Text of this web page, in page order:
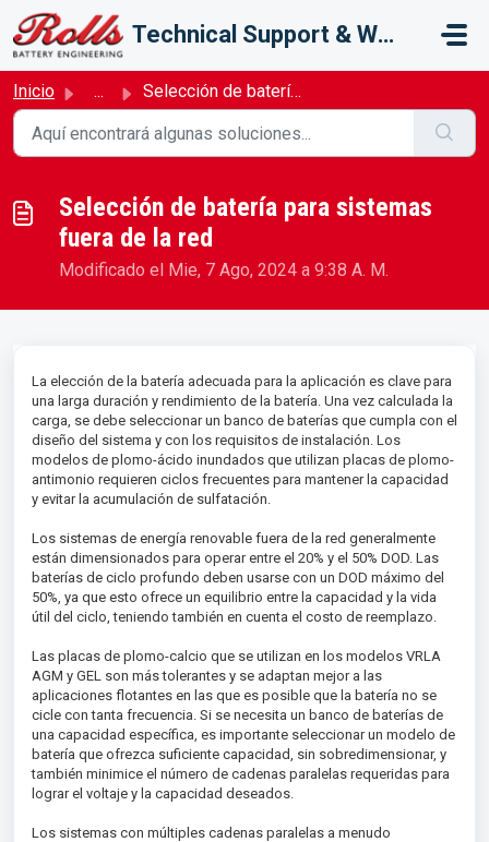
Saltar al contenido principal
Technical Support & Warranty
Inicio ... Selección de batería para sistemas fuera de la red
Selección de batería para sistemas
fuera de la red
Modificado el Mie, 7 Ago, 2024 a 9:38 A. M.
La elección de la batería adecuada para la aplicación es clave para
una larga duración y rendimiento de la batería. Una vez calculada la
carga, se debe seleccionar un banco de baterías que cumpla con el
diseño del sistema y con los requisitos de instalación. Los
modelos de plomo-ácido inundados que utilizan placas de plomo-
antimonio requieren ciclos frecuentes para mantener la capacidad
y evitar la acumulación de sulfatación.
Los sistemas de energía renovable fuera de la red generalmente
están dimensionados para operar entre el 20% y el 50% DOD. Las
baterías de ciclo profundo deben usarse con un DOD máximo del
50%, ya que esto ofrece un equilibrio entre la capacidad y la vida
útil del ciclo, teniendo también en cuenta el costo de reemplazo.
Las placas de plomo-calcio que se utilizan en los modelos VRLA
AGM y GEL son más tolerantes y se adaptan mejor a las
aplicaciones flotantes en las que es posible que la batería no se
cicle con tanta frecuencia. Si se necesita un banco de baterías de
una capacidad específica, es importante seleccionar un modelo de
batería que ofrezca suficiente capacidad, sin sobredimensionar, y
también minimice el número de cadenas paralelas requeridas para
lograr el voltaje y la capacidad deseados.
Los sistemas con múltiples cadenas paralelas a menudo